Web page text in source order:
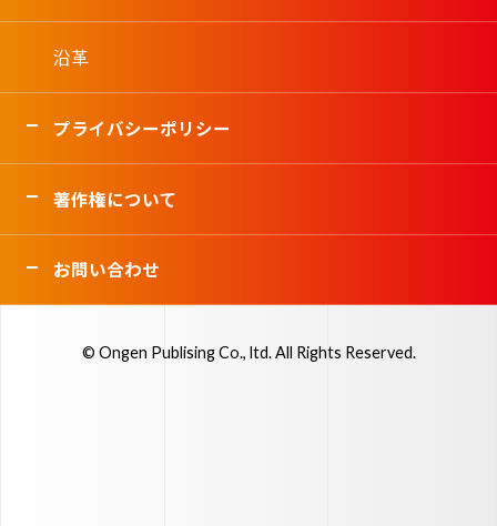
沿革
プライバシーポリシー
著作権について
お問い合わせ
© Ongen Publising Co., ltd. All Rights Reserved.